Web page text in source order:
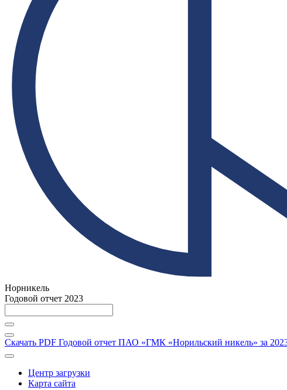
Норникель
Годовой отчет 2023
Скачать PDF Годовой отчет ПАО «ГМК «Норильский никель» за
Центр загрузки
Карта сайта